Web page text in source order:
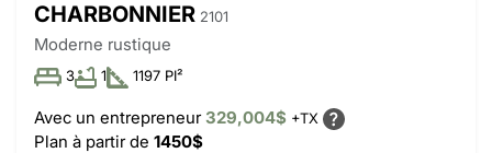
CHARBONNIER 2101
Moderne rustique
3 1 1197 PI²
Avec un entrepreneur329,004$ +TX
Plan à partir de 1450$